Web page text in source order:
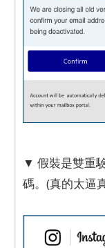
▼ 假裝是雙重
碼。(真的太逼